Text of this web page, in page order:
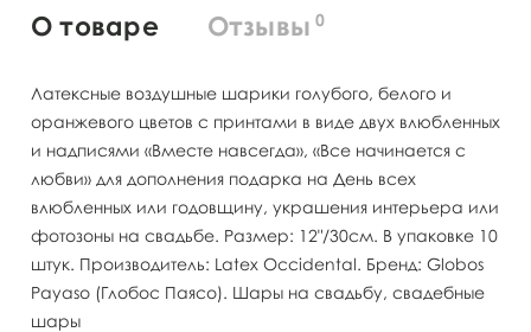
О товаре Отзывы 0
Латексные воздушные шарики голубого, белого и
оранжевого цветов с принтами в виде двух влюбленных
и надписями «Вместе навсегда», «Все начинается с
любви» для дополнения подарка на День всех
влюбленных или годовщину, украшения интерьера или
фотозоны на свадьбе. Размер: 12"/30см. В упаковке 10
штук. Производитель: Latex Occidental. Бренд: Globos
Payaso (Глобос Паясо). Шары на свадьбу, свадебные
шары